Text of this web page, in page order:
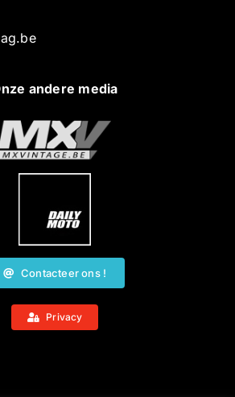
andere media
Contacteer ons !
Privacy